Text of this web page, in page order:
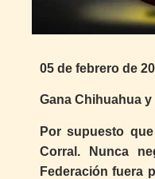
05 de febrero de
Gana Chihuahua y
Por supuesto
Corral. Nunca
Federación fuera